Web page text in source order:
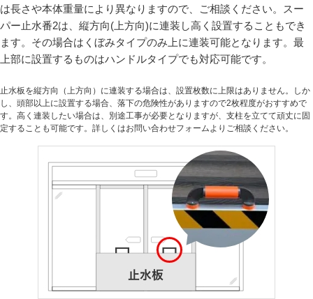
は長さや本体重量により異なりますので、ご相談ください。スー
パー止水番2は、縦方向(上方向)に連装し高く設置することもでき
ます。その場合はくぼみタイプのみ上に連装可能となります。最
上部に設置するものはハンドルタイプでも対応可能です。
止水板を縦方向（上方向）に連装する場合は、設置枚数に上限はありません。しか
し、頭部以上に設置する場合、落下の危険性がありますので2枚程度がおすすめで
す。高く連装したい場合は、別途工事が必要となりますが、支柱を立てて頑丈に固
定することも可能です。詳しくはお問い合わせフォームよりご相談ください。